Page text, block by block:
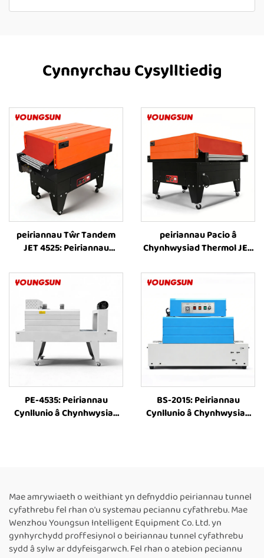
Cynnyrchau Cysylltiedig
peiriannau Tŵr Tandem
JET 4525: Peiriannau
Thermol, Peiriannau
Cynllunio â Chynhwysiad
Thermol ar gyfer Llyfrau,
Botelau a Phackio Eitemau
Eraill gan ddefnyddio Ffilm
Plastig
peiriannau Pacio â
Chynhwysiad Thermol JET
â Chynhwysiad Thermol,
Peiriannau Cynllunio â
Chynhwysiad Thermol,
Offer Pacio â Chynhwysiad
Thermol ar gyfer Bocsiau
PE-4535: Peiriannau
Cynllunio â Chynhwysiad
â Chynhwysiad Thermol ar
gyfer Ffilm PE
BS-2015: Peiriannau
Cynllunio â Chynhwysiad
gyfer Bocsiau a Ffilm
Plastig, Peiriannau Pacio ar
gyfer Botelau
Mae amrywiaeth o weithiant yn defnyddio peiriannau tunnel
cyfathrebu fel rhan o'u systemau peciannu cyfathrebu. Mae
Wenzhou Youngsun Intelligent Equipment Co. Ltd. yn
gynhyrchydd proffesiynol o beiriannau tunnel cyfathrebu
sydd â sylw ar ddyfeisgarwch. Fel rhan o atebion peciannu